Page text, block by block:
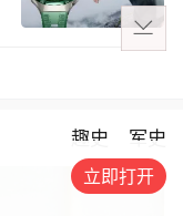
趣史 军史
立即打开